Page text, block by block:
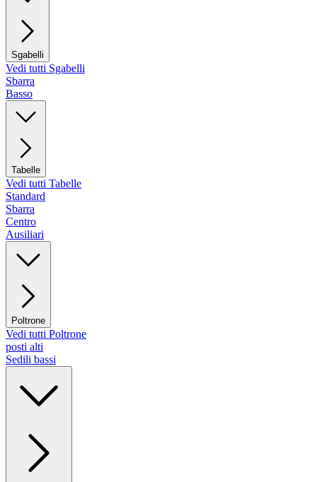
Sgabelli
Vedi tutti Sgabelli
Sbarra
Basso
Tabelle
Vedi tutti Tabelle
Standard
Sbarra
Centro
Ausiliari
Poltrone
Vedi tutti Poltrone
posti alti
Sedili bassi